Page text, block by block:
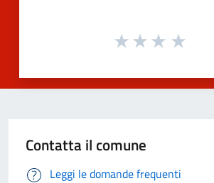
Contatta il comune
Leggi le domande frequenti